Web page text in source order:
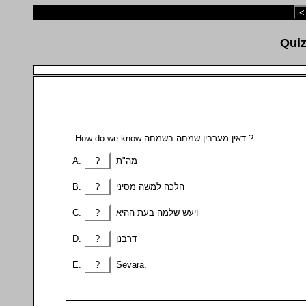
How do we know דאין מערבין שמחה בשמחה ?
? מה"ת
? הלכה למשה מסיני
? ויעש שלמה בעת ההיא
? דרבנן
? Sevara.